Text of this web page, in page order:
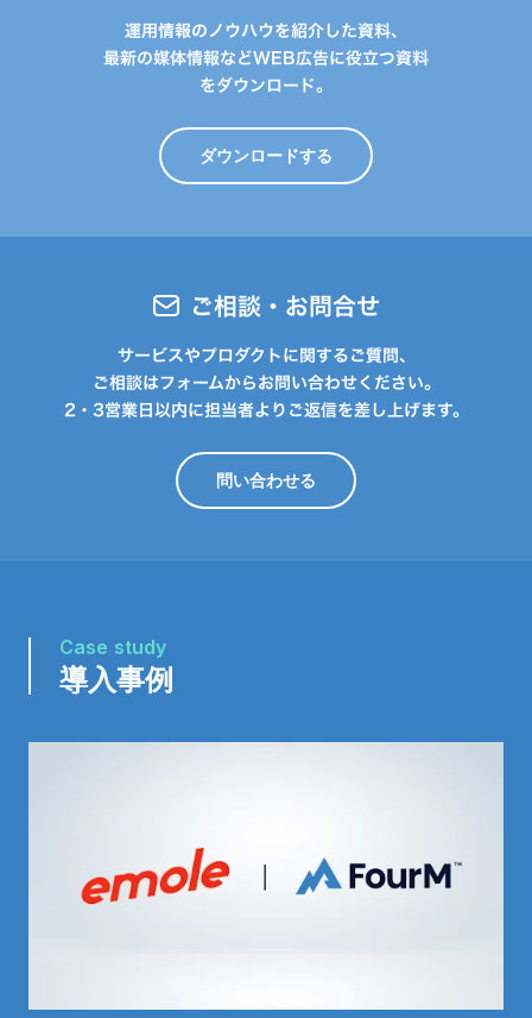
運用情報のノウハウを紹介した資料、
最新の媒体情報などWEB広告に役立つ資料
をダウンロード。
ダウンロードする
ご相談・お問合せ
サービスやプロダクトに関するご質問、
ご相談はフォームからお問い合わせください。
2・3営業日以内に担当者よりご返信を差し上げます。
問い合わせる
Case study
導入事例